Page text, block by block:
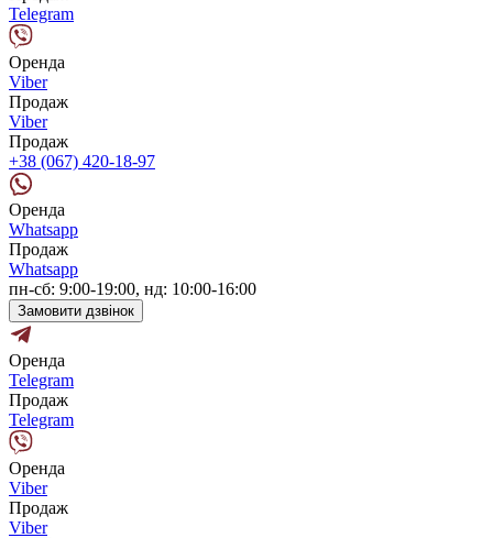
Telegram
Оренда
Viber
Продаж
Viber
Продаж
+38 (067) 420-18-97
Оренда
Whatsapp
Продаж
Whatsapp
пн-сб: 9:00-19:00, нд: 10:00-16:00
Замовити дзвінок
Оренда
Telegram
Продаж
Telegram
Оренда
Viber
Продаж
Viber